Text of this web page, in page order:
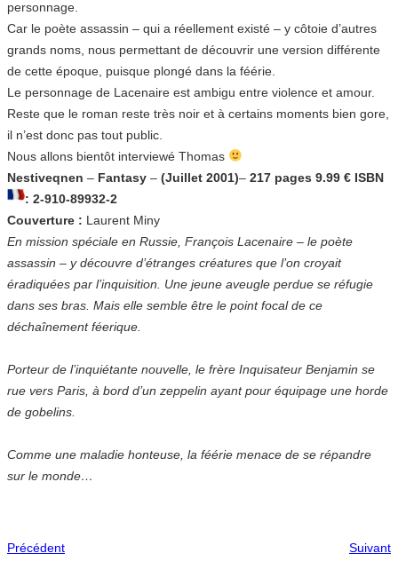
personnage.
Car le poète assassin – qui a réellement existé – y côtoie d’autres
grands noms, nous permettant de découvrir une version différente
de cette époque, puisque plongé dans la féérie.
Le personnage de Lacenaire est ambigu entre violence et amour.
Reste que le roman reste très noir et à certains moments bien gore,
il n’est donc pas tout public.
Nous allons bientôt interviewé Thomas
Nestiveqnen – Fantasy – (Juillet 2001)– 217 pages 9.99 € ISBN
: 2-910-89932-2
Couverture : Laurent Miny
En mission spéciale en Russie, François Lacenaire – le poète
assassin – y découvre d’étranges créatures que l’on croyait
éradiquées par l’inquisition. Une jeune aveugle perdue se réfugie
dans ses bras. Mais elle semble être le point focal de ce
déchaînement féerique.
Porteur de l’inquiétante nouvelle, le frère Inquisateur Benjamin se
rue vers Paris, à bord d’un zeppelin ayant pour équipage une horde
de gobelins.
Comme une maladie honteuse, la féérie menace de se répandre
sur le monde…
Précédent Suivant